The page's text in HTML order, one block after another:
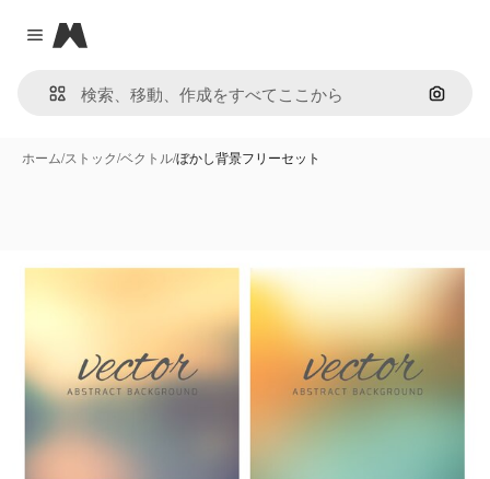
Close menu
Magnific
画像で
ホーム/ストック/ベクトル/ぼかし背景フリーセット